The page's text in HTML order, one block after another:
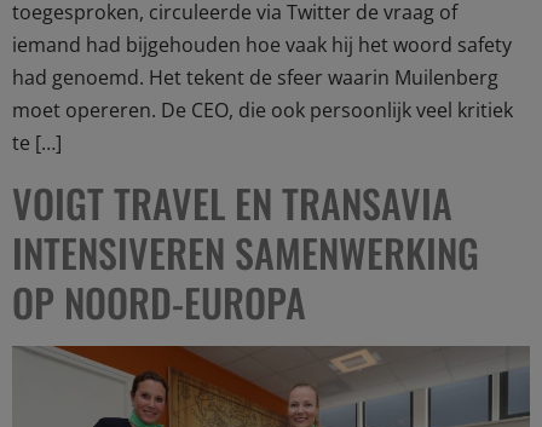
toegesproken, circuleerde via Twitter de vraag of
iemand had bijgehouden hoe vaak hij het woord safety
had genoemd. Het tekent de sfeer waarin Muilenberg
moet opereren. De CEO, die ook persoonlijk veel kritiek
te […]
VOIGT TRAVEL EN TRANSAVIA
INTENSIVEREN SAMENWERKING
OP NOORD-EUROPA